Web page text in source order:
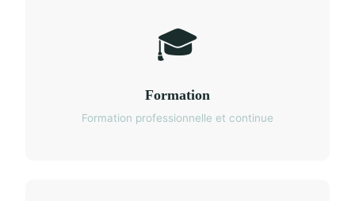
🎓
Formation
Formation professionnelle et continue